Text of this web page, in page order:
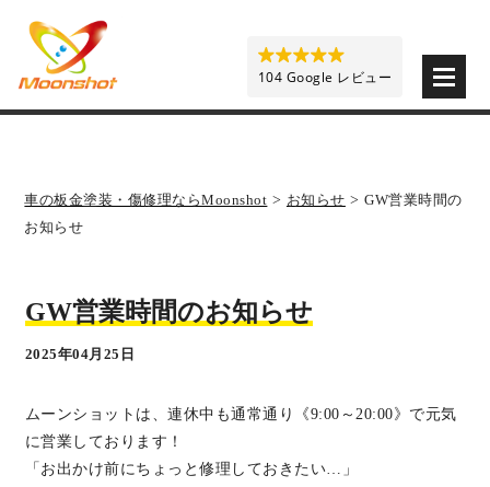
車の板金塗装・傷修理ならMoonshot > お知らせ >GW営業時間の
お知らせ
GW営業時間のお知らせ
2025年04月25日
ムーンショットは、連休中も通常通り《9:00～20:00》で元気
に営業しております！
「お出かけ前にちょっと修理しておきたい…」
104 Google レビュー